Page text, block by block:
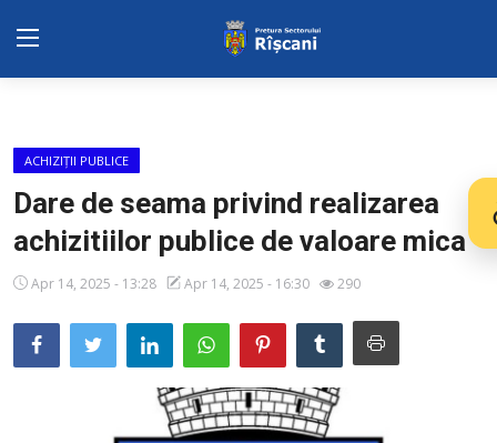
DISPOZITIILE PRETORULUI
Adresa: str. Kiev 3 | tel: +373 (22) 44 10
ADMINISTRAŢIA
ACHIZIȚII PUBLICE
Dare de seama privind realizarea
achizitiilor publice de valoare mica
Apr 14, 2025 - 13:28 Apr 14, 2025 - 16:30 290